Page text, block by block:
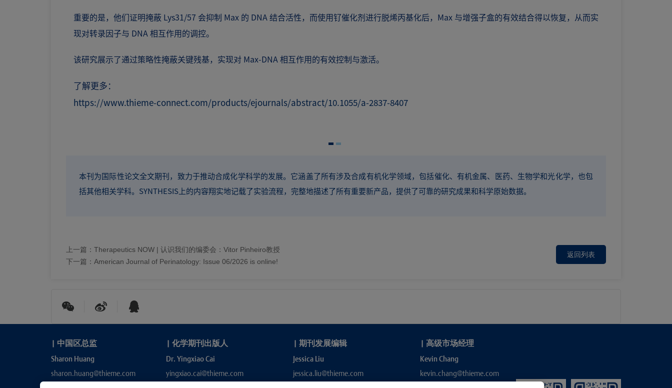
重要的是，他们证明掩蔽 Lys31/57 会抑制 Max 的 DNA 结合活性，而使用钌催化剂进行脱烯丙基化后，Max 与增强子盒的有效结合得以恢复，从而实
现对转录因子与 DNA 相互作用的调控。
该研究展示了通过策略性掩蔽关键残基，实现对 Max-DNA 相互作用的有效控制与激活。
了解更多：
https://www.thieme-connect.com/products/ejournals/abstract/10.1055/a-2837-8407
本刊为国际性论文全文期刊，致力于推动合成化学科学的发展。它涵盖了所有涉及合成有机化学领域，包括催化、有机金属、医药、生物学和光化学，也包
括其他相关学科。SYNTHESIS上的内容翔实地记载了实验流程，完整地描述了所有重要新产品，提供了可靠的研究成果和科学原始数据。
上一篇： Therapeutics NOW | 认识我们的编委会：Vitor Pinheiro教授
下一篇： American Journal of Perinatology: Issue 06/2026 is online!
返回列表
| 中国区总监
Sharon Huang
sharon.huang@thieme.com
| 化学期刊出版人
Dr. Yingxiao Cai
yingxiao.cai@thieme.com
| 期刊发展编辑
Jessica Liu
jessica.liu@thieme.com
| 高级市场经理
Kevin Chang
kevin.chang@thieme.com